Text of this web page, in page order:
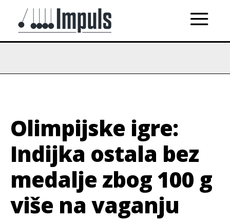
Olimpijske igre:
Indijka ostala bez
medalje zbog 100 g
više na vaganju